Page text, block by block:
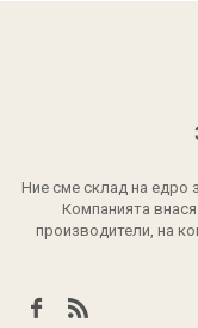
Ние сме склад на едро
Компанията
производители, на